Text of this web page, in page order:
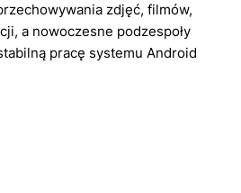
zdjęć, filmów,
a nowoczesne podzespoły
pracę systemu Android